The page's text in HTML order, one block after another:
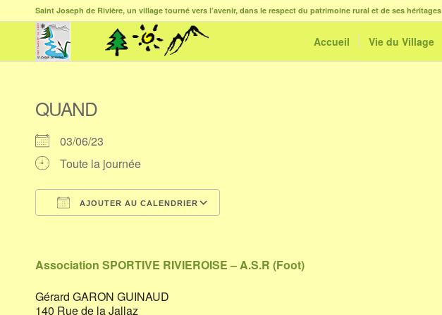
Saint Joseph de Rivière, un village tourné vers l’avenir, dans le respect du patrimoine rural et de ses héritages
Accueil Vie du Village
QUAND
03/06/23
Toute la journée
AJOUTER AU CALENDRIER
Association SPORTIVE RIVIEROISE – A.S.R (Foot)
Gérard GARON GUINAUD
140 Rue de la Jallaz